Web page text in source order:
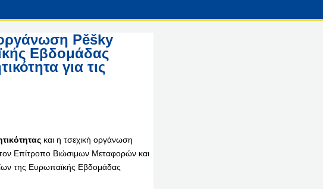
οργάνωση Pěšky
Εβδομάδας
για τις
και η τσεχική οργάνωση
Επίτροπο Βιώσιμων Μεταφορών και
της Ευρωπαϊκής Εβδομάδας